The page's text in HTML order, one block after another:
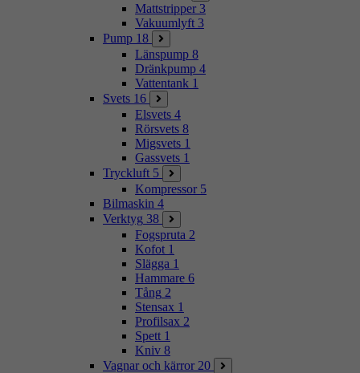
Mattstripper 3
Vakuumlyft 3
Pump 18
Länspump 8
Dränkpump 4
Vattentank 1
Svets 16
Elsvets 4
Rörsvets 8
Migsvets 1
Gassvets 1
Tryckluft 5
Kompressor 5
Bilmaskin 4
Verktyg 38
Fogspruta 2
Kofot 1
Slägga 1
Hammare 6
Tång 2
Stensax 1
Profilsax 2
Spett 1
Kniv 8
Vagnar och kärror 20